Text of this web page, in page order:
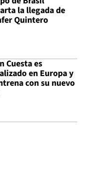
la llegada de
Quintero
Cuesta es
en Europa y
con su nuevo